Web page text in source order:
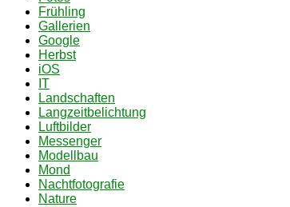
Frühling
Gallerien
Google
Herbst
iOS
IT
Landschaften
Langzeitbelichtung
Luftbilder
Messenger
Modellbau
Mond
Nachtfotografie
Nature